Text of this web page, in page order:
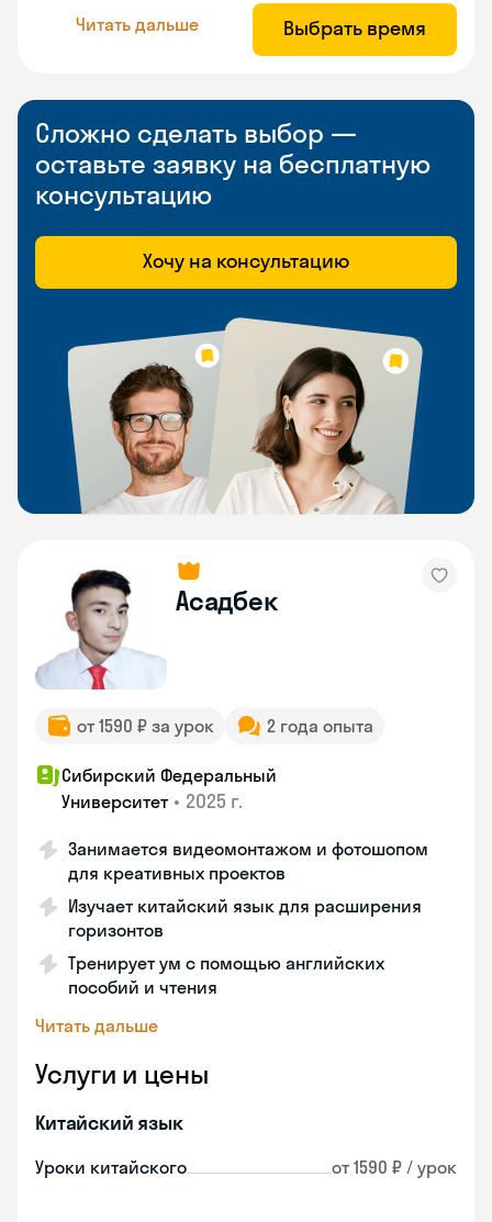
Читать дальше Выбрать время
Сложно сделать выбор —
оставьте заявку на бесплатную
консультацию
Хочу на консультацию
Асадбек
от 1590 ₽ за урок 2 года опыта
Сибирский Федеральный
Университет • 2025 г.
Занимается видеомонтажом и фотошопом
для креативных проектов
Изучает китайский язык для расширения
горизонтов
Тренирует ум с помощью английских
пособий и чтения
Читать дальше
Услуги и цены
Китайский язык
Уроки китайского от 1590 ₽ / урок